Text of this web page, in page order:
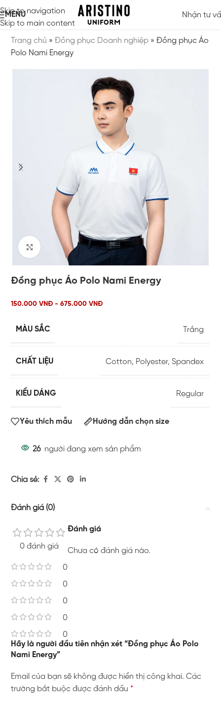
Skip to navigation
Skip to main content
MENU Nhận tư
Trang chủ »Đồng phục Doanh nghiệp »Đồng phục Áo
Polo Nami Energy
Click to enlarge
Đồng phục Áo Polo Nami Energy
150.000 VNĐ - 675.000 VNĐ
MÀU SẮC Trắng
CHẤT LIỆU Cotton, Polyester,Spandex
KIỂU DÁNG Regular
Yêu thích mẫu Hướng dẫn chọn size
26 người đang xem sản phẩm
Chia sẻ:
Đánh giá (0)
0 đánh giá
0
0
0
0
0
Đánh giá
Chưa có đánh giá nào.
Hãy là người đầu tiên nhận xét “Đồng phục Áo Polo
Nami Energy”
Email của bạn sẽ không được hiển thị công khai. Các
trường bắt buộc được đánh dấu *